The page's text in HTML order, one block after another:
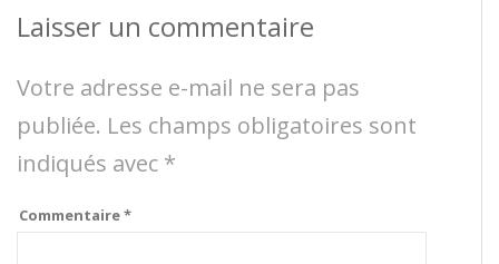
Laisser un commentaire
Votre adresse e-mail ne sera pas
publiée. Les champs obligatoires sont
indiqués avec *
Commentaire*